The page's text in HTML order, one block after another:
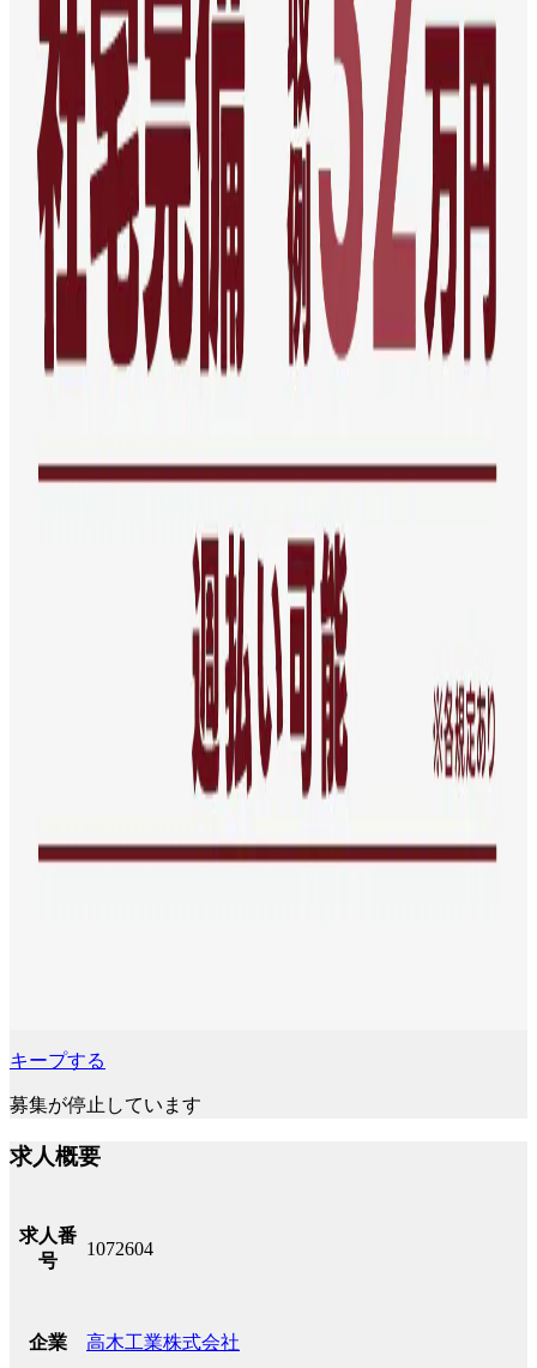
キープする
募集が停止しています
求人概要
求人番
号
1072604
企業 高木工業株式会社